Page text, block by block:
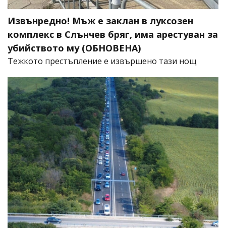
Извънредно! Мъж е заклан в луксозен
комплекс в Слънчев бряг, има арестуван за
убийството му (ОБНОВЕНА)
​Тежкото престъпление е извършено тази нощ